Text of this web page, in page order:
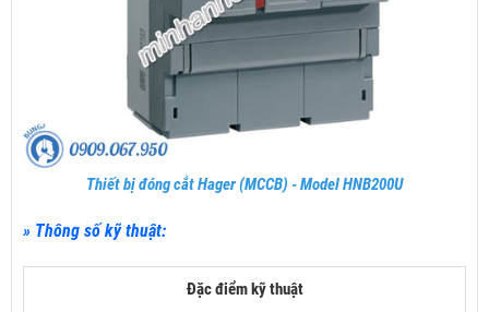
Thiết bị đóng cắt Hager (MCCB) - Model HNB200U
» Thông số kỹ thuật:
Đặc điểm kỹ thuật